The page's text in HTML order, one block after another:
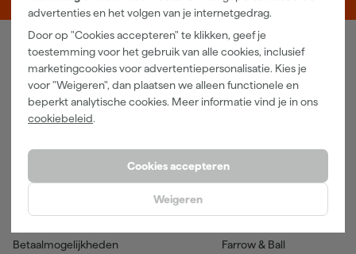
advertenties en het volgen van je internetgedrag.
Door op "Cookies accepteren" te klikken, geef je
toestemming voor het gebruik van alle cookies, inclusief
marketingcookies voor advertentiepersonalisatie. Kies je
voor "Weigeren", dan plaatsen we alleen functionele en
beperkt analytische cookies. Meer informatie vind je in ons
cookiebeleid.
Cookies accepteren
Weigeren
Verfwebwinkel
Schildersbenodigdheden
Gereedschappen
Grondverf en primer
Spuitbussen
Beits
Betonverf en -coatings
Hulp & contact
Klantenservice
Betaalmogelijkheden
Merken
Farrow & Ball